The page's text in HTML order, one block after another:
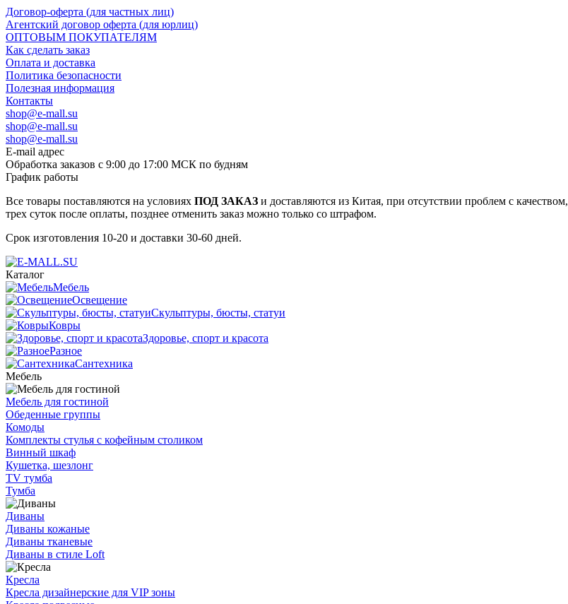
Договор-оферта (для частных лиц)
Агентский договор оферта (для юрлиц)
ОПТОВЫМ ПОКУПАТЕЛЯМ
Как сделать заказ
Оплата и доставка
Политика безопасности
Полезная информация
Контакты
shop@e-mall.su
shop@e-mall.su
shop@e-mall.su
E-mail адрес
Обработка заказов с 9:00 до 17:00 МСК по будням
График работы
Все товары поставляются на условиях ПОД ЗАКАЗ и доставляются из Китая, при отсутствии проблем с качеством,
трех суток после оплаты, позднее отменить заказ можно только со штрафом.
Срок изготовления 10-20 и доставки 30-60 дней.
Каталог
Мебель
Освещение
Скульптуры, бюсты, статуи
Ковры
Здоровье, спорт и красота
Разное
Сантехника
Мебель
Мебель для гостиной
Обеденные группы
Комоды
Комплекты стулья с кофейным столиком
Винный шкаф
Кушетка, шезлонг
TV тумба
Тумба
Диваны
Диваны кожаные
Диваны тканевые
Диваны в стиле Loft
Кресла
Кресла дизайнерские для VIP зоны